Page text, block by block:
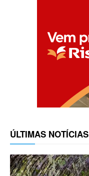
ÚLTIMAS NOTÍCIAS